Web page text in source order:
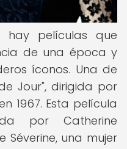
hay películas que
de una época y
íconos. Una de
Jour", dirigida por
1967. Esta película
por Catherine
Séverine, una mujer